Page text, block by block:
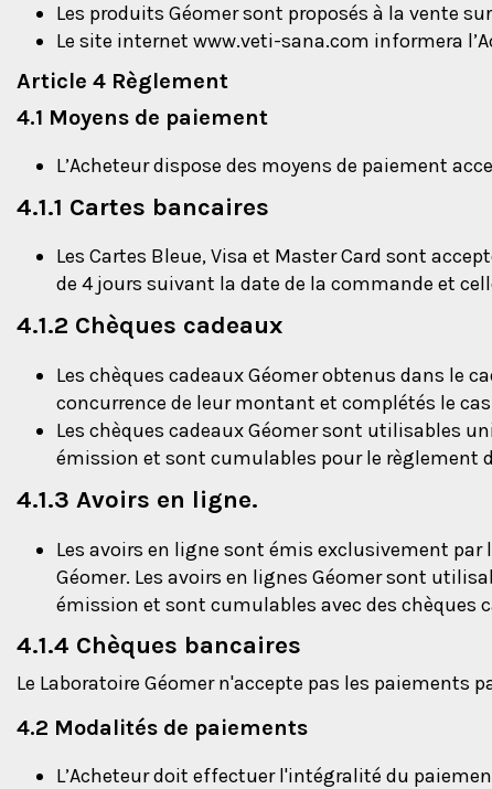
Les produits Géomer sont proposés à la vente
Le site internet www.veti-sana.com informera
Article 4 Règlement
4.1 Moyens de paiement
L’Acheteur dispose des moyens de paiement
4.1.1 Cartes bancaires
Les Cartes Bleue, Visa et Master Card sont
de 4 jours suivant la date de la commande et
4.1.2 Chèques cadeaux
Les chèques cadeaux Géomer obtenus dans le
concurrence de leur montant et complétés le
Les chèques cadeaux Géomer sont utilisables
émission et sont cumulables pour le règlement
4.1.3 Avoirs en ligne.
Les avoirs en ligne sont émis exclusivement
Géomer. Les avoirs en lignes Géomer sont
émission et sont cumulables avec des chèques
4.1.4 Chèques bancaires
Le Laboratoire Géomer n'accepte pas les paiements
4.2 Modalités de paiements
L’Acheteur doit effectuer l'intégralité du